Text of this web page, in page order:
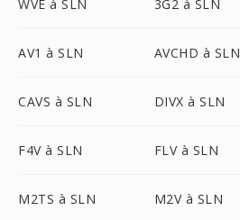
WVE à SLN 3G2 à SLN
AV1 à SLN AVCHD à SLN
CAVS à SLN DIVX à SLN
F4V à SLN FLV à SLN
M2TS à SLN M2V à SLN